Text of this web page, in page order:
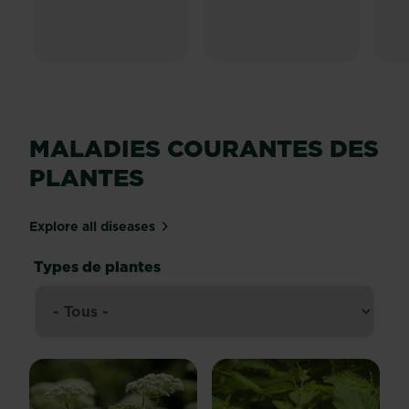
MALADIES COURANTES DES
PLANTES
Explore all diseases
Types de plantes